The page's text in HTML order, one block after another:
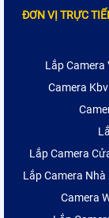
ĐƠN VỊ TRỰC
Lắp Camera
Camera
Lắp Camera
Lắp Camera Nhà
Camera